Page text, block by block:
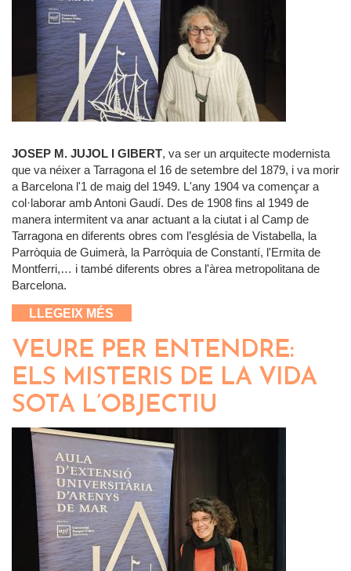
JOSEP M. JUJOL I GIBERT, va ser un arquitecte modernista
que va néixer a Tarragona el 16 de setembre del 1879, i va morir
a Barcelona l'1 de maig del 1949. L'any 1904 va començar a
col·laborar amb Antoni Gaudí. Des de 1908 fins al 1949 de
manera intermitent va anar actuant a la ciutat i al Camp de
Tarragona en diferents obres com l’església de Vistabella, la
Parròquia de Guimerà, la Parròquia de Constantí, l'Ermita de
Montferri,… i també diferents obres a l'àrea metropolitana de
Barcelona.
LLEGEIX MÉS
REUNIA LA CREACIÓ IMAGINATIVA,
L’EXTRAVAGÀNCIA I EL RECICLATGE
“AVANT-LA-LETTRE”
VEURE PER ENTENDRE:
ELS MISTERIS DE LA VIDA
SOTA L’OBJECTIU